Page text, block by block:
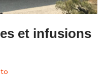
et infusions